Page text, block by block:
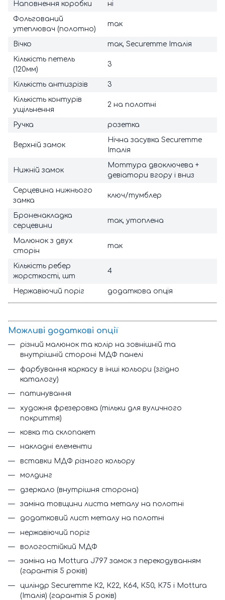
Наповнення коробки
ні
Фольгований
утеплювач (полотно)
так
Вічко
так, Securemme Італія
Кількість петель
(120мм)
3
Кількість антизрізів
3
Кількість контурів
ущільнення
2 на полотні
Ручка розетка
Верхній замок
Нічна засувка Securemme
Італія
Нижній замок
Моттура двоключева +
девіатори вгору і вниз
Серцевина нижнього
замка
ключ/тумблер
Броненакладка
серцевини
так, утоплена
Малюнок з двух
сторін
так
Кількість ребер
жорсткості, шт
4
Нержавіючий поріг додаткова опція
Можливі додаткові опції
різний малюнок та колір на зовнішній та
внутрішній стороні МДФ панелі
фарбування каркасу в інші кольори (згідно
каталогу)
патинування
художня фрезеровка (тільки для вуличного
покриття)
ковка та склопакет
накладні елементи
вставки МДФ різного кольору
молдинг
дзеркало (внутрішня сторона)
заміна товщини листа металу на полотні
додатковий лист металу на полотні
нержавіючий поріг
вологостійкий МДФ
заміна на Mottura J797 замок з перекодуванням
(гарантія 5 років)
циліндр Securemme К2, К22, К64, К50, К75 і Mottura
(Італія) (гарантія 5 років)